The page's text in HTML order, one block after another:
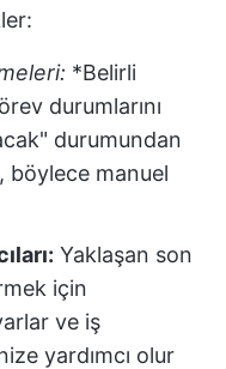
*Belirli
durumlarını
durumundan
böylece manuel
Yaklaşan son
için
ve iş
yardımcı olur